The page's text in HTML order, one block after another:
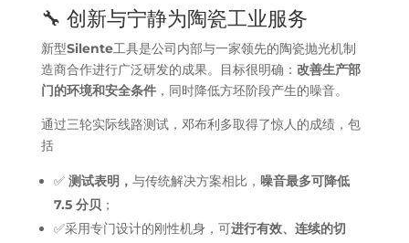
🔧 创新与宁静为陶瓷工业服务
新型Silente工具是公司内部与一家领先的陶瓷抛光机制
造商合作进行广泛研发的成果。目标很明确： 改善生产部
门的环境和安全条件，同时降低方坯阶段产生的噪音。
通过三轮实际线路测试，邓布利多取得了惊人的成绩，包
括
✅ 测试表明， 与传统解决方案相比， 噪音最多可降低
7.5 分贝 ；
✅采用专门设计的刚性机身，可进行有效、连续的切